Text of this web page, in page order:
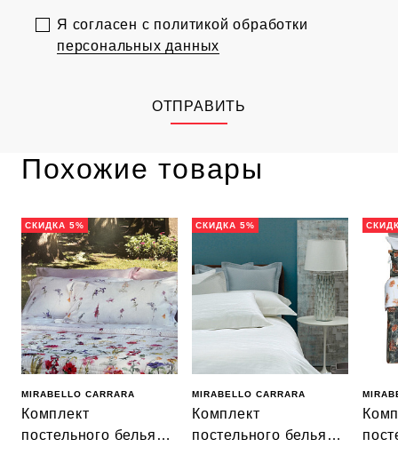
Я согласен с политикой обработки
персональных данных
ОТПРАВИТЬ
Похожие товары
СКИДКА 5%
MIRABELLO CARRARA
Комплект
постельного белья
СКИДКА 5%
MIRABELLO CARRARA
Комплект
постельного белья